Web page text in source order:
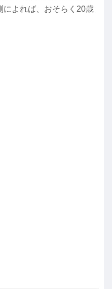
によれば、おそらく20歳